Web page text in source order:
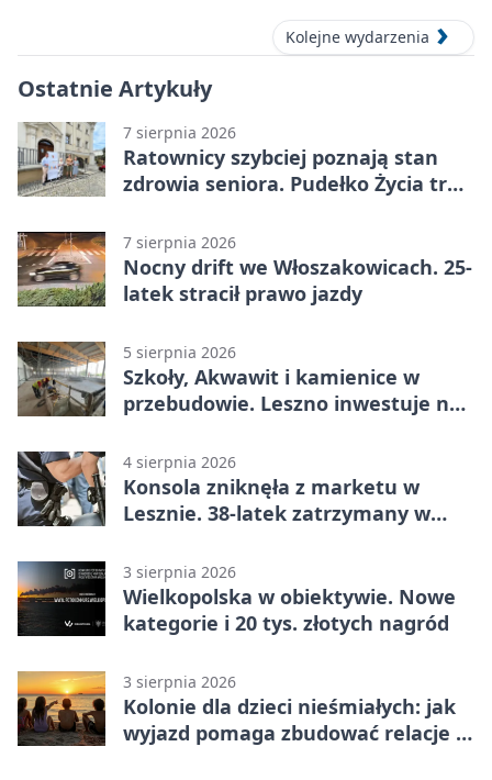
Kolejne wydarzenia
Ostatnie Artykuły
7 sierpnia 2026
Ratownicy szybciej poznają stan
zdrowia seniora. Pudełko Życia trafi
7 sierpnia 2026
Nocny drift we Włoszakowicach. 25-
latek stracił prawo jazdy
5 sierpnia 2026
Szkoły, Akwawit i kamienice w
przebudowie. Leszno inwestuje na
4 sierpnia 2026
Konsola zniknęła z marketu w
Lesznie. 38-latek zatrzymany w
3 sierpnia 2026
Wielkopolska w obiektywie. Nowe
kategorie i 20 tys. złotych nagród
3 sierpnia 2026
Kolonie dla dzieci nieśmiałych: jak
wyjazd pomaga zbudować relacje z